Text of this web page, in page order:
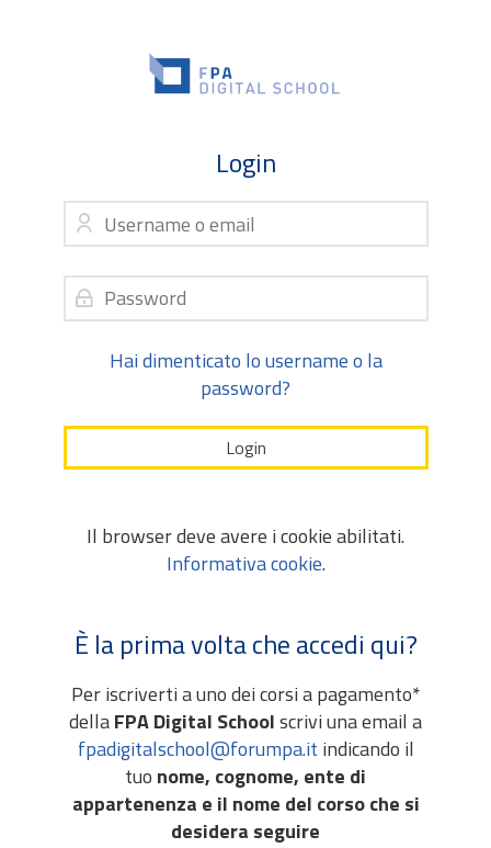
Login
Vai a creazione account
Username o email
Password
Hai dimenticato lo username o la
password?
Login
Il browser deve avere i cookie abilitati.
Informativa cookie.
È la prima volta che accedi qui?
Per iscriverti a uno dei corsi a pagamento*
dellaFPA Digital Schoolscrivi una email a
fpadigitalschool@forumpa.it indicando il
tuo nome, cognome, ente di
appartenenza e il nome del corso che si
desidera seguire